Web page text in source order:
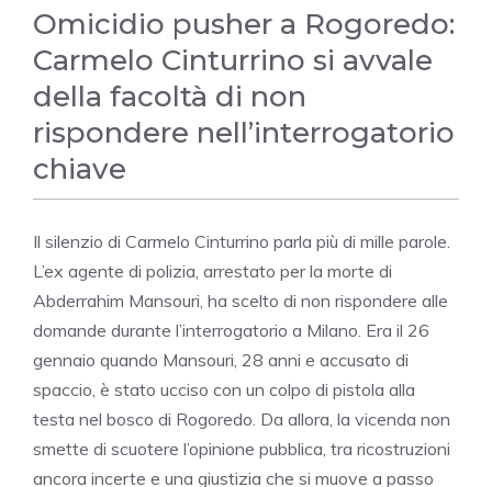
Omicidio pusher a Rogoredo:
Carmelo Cinturrino si avvale
della facoltà di non
rispondere nell’interrogatorio
chiave
Il silenzio di Carmelo Cinturrino parla più di mille parole.
L’ex agente di polizia, arrestato per la morte di
Abderrahim Mansouri, ha scelto di non rispondere alle
domande durante l’interrogatorio a Milano. Era il 26
gennaio quando Mansouri, 28 anni e accusato di
spaccio, è stato ucciso con un colpo di pistola alla
testa nel bosco di Rogoredo. Da allora, la vicenda non
smette di scuotere l’opinione pubblica, tra ricostruzioni
ancora incerte e una giustizia che si muove a passo